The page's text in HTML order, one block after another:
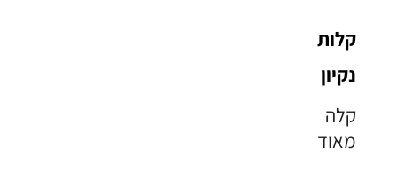
קלות
נקיון
קלה
מאוד